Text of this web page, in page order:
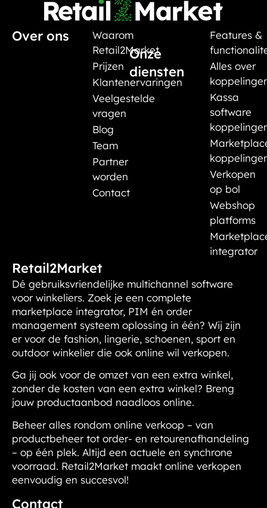
Over ons
Waarom
Retail2Market
Prijzen
Klantenervaringen
Veelgestelde
vragen
Blog
Team
Partner
worden
Contact
Onze
diensten
Features &
Alles over
Kassa
software
Verkopen
op bol
Webshop
platforms
integrator
Retail2Market
Dé gebruiksvriendelijke multichannel software
voor winkeliers. Zoek je een complete
marketplace integrator, PIM én order
management systeem oplossing in één? Wij zijn
er voor de fashion, lingerie, schoenen, sport en
outdoor winkelier die ook online wil verkopen.
Ga jij ook voor de omzet van een extra winkel,
zonder de kosten van een extra winkel? Breng
jouw productaanbod naadloos online.
Beheer alles rondom online verkoop – van
productbeheer tot order- en retourenafhandeling
– op één plek. Altijd een actuele en synchrone
voorraad. Retail2Market maakt online verkopen
eenvoudig en succesvol!
Contact